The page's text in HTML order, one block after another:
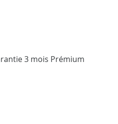
3 mois Prémium